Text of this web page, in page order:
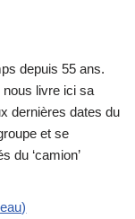
depuis 55 ans.
livre ici sa
dernières dates du
et se
du ‘camion’